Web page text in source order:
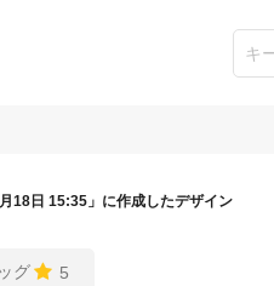
月18日 15:35」に作成したデザイン
グ 5